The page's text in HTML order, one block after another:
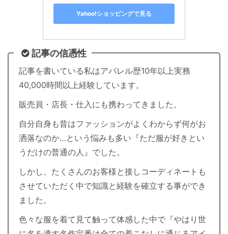
Yahoo!ショッピングで見る
記事の信憑性
記事を書いている私はアパレル歴10年以上実務
40,000時間以上経験しています。
販売員・店長・仕入にも携わってきました。
自分自身も昔はファッションがよくわからず何がお
洒落なのか…という悩みも多い『ただ服が好きとい
うだけの普通の人』でした。
しかし、たくさんのお客様と接しコーディネートも
させていただく中で知識と経験を確立する事ができ
ました。
色々な服を着て見て触って体感した中で『やはり世